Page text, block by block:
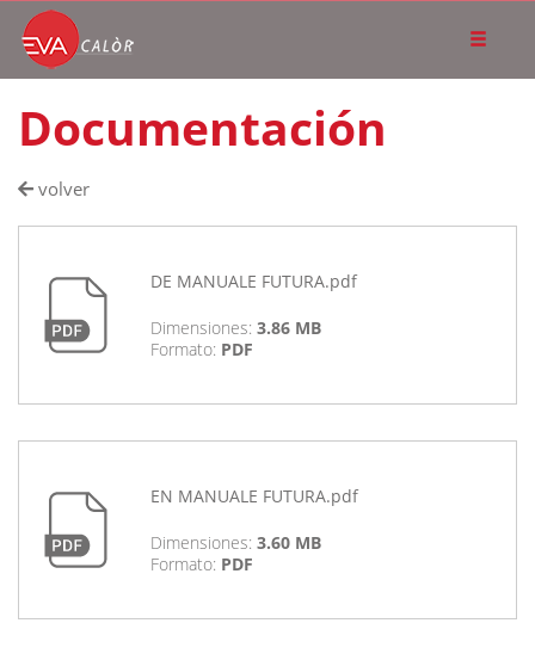
Documentación
volver
DE MANUALE FUTURA.pdf
Dimensiones: 3.86 MB
Formato: PDF
EN MANUALE FUTURA.pdf
Dimensiones: 3.60 MB
Formato: PDF